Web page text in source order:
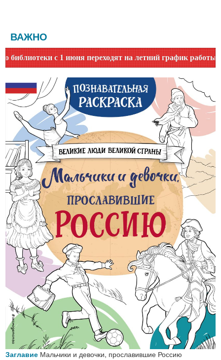
ВАЖНО
с 1 июня переходят на летний график работы.
Заглавие Мальчики и девочки, прославившие Россию